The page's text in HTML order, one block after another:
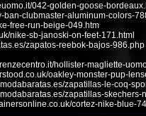
042-golden-goose-
ban-clubmaster-aluminum-colors-
free-run-beige-049.htm
nike-sb-janoski-on-feet-171.html
zapatos-reebok-bajos-986.php
hollister-magliette-
oakley-monster-pup-
zapatillas-le-coq-
zapatillas-
cortez-nike-blue-